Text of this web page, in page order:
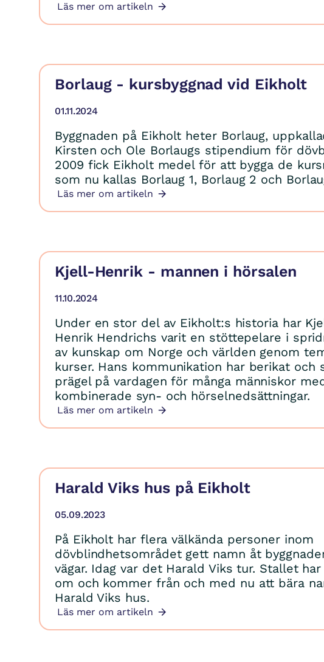
Läs mer om artikeln
Borlaug - kursbyggnad vid Eikholt
01.11.2024
Byggnaden på Eikholt heter Borlaug,
Kirsten och Ole Borlaugs stipendium för
2009 fick Eikholt medel för att bygga de
som nu kallas Borlaug 1, Borlaug 2 och
Läs mer om artikeln
Kjell-Henrik - mannen i hörsalen
11.10.2024
Under en stor del av Eikholt:s historia har
Henrik Hendrichs varit en stöttepelare i
av kunskap om Norge och världen genom
kurser. Hans kommunikation har berikat och
prägel på vardagen för många människor
kombinerade syn- och hörselnedsättningar.
Läs mer om artikeln
Harald Viks hus på Eikholt
05.09.2023
På Eikholt har flera välkända personer inom
dövblindhetsområdet gett namn åt
vägar. Idag var det Harald Viks tur. Stallet
om och kommer från och med nu att bära
Harald Viks hus.
Läs mer om artikeln